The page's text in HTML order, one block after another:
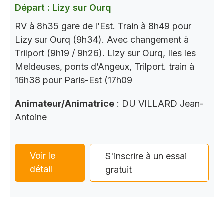
Départ : Lizy sur Ourq
RV à 8h35 gare de l’Est. Train à 8h49 pour
Lizy sur Ourq (9h34). Avec changement à
Trilport (9h19 / 9h26). Lizy sur Ourq, Iles les
Meldeuses, ponts d’Angeux, Trilport. train à
16h38 pour Paris-Est (17h09
Animateur/Animatrice : DU VILLARD Jean-
Antoine
Voir le
détail
S'inscrire à un essai
gratuit